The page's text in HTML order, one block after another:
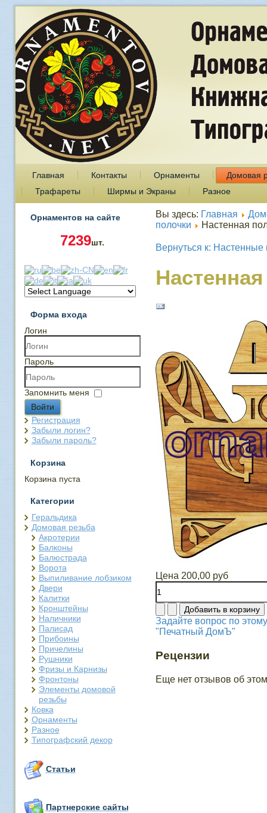
Главная Контакты Орнаменты
Домовая
Трафареты
Ширмы и Экраны Разное
Орнаментов на сайте
7239шт.
Форма входа
Логин
Пароль
Запомнить меня
Войти
Регистрация
Забыли логин?
Забыли пароль?
Корзина
Корзина пуста
Категории
Геральдика
Домовая резьба
Акротерии
Балконы
Балюстрада
Ворота
Выпиливание лобзиком
Двери
Калитки
Кронштейны
Наличники
Палисад
Прибоины
Причелины
Рушники
Фризы и Карнизы
Фронтоны
Элементы домовой
резьбы
Ковка
Орнаменты
Разное
Типографский декор
Статьи
Партнерские сайты
Вы здесь: Главная
полочки
Настенная
Вернуться к: Настенные
Цена 200,00 руб
Задайте вопрос по
"Печатный ДомЪ"
Рецензии
Еще нет отзывов об